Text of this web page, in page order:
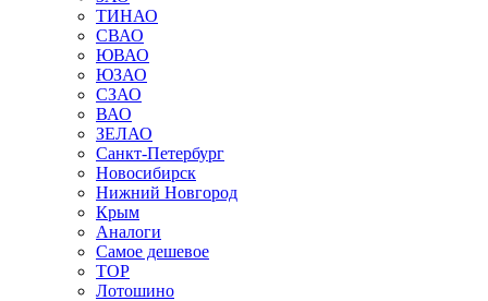
ТИНАО
СВАО
ЮВАО
ЮЗАО
СЗАО
ВАО
ЗЕЛАО
Санкт-Петербург
Новосибирск
Нижний Новгород
Крым
Аналоги
Самое дешевое
TOP
Лотошино